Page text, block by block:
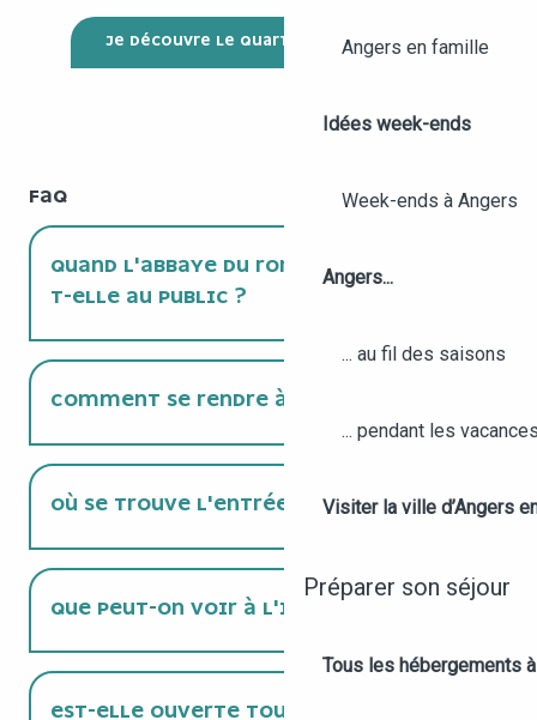
Angers en famille
Idées week-ends
Week-ends à Angers
Angers...
... au fil des saisons
... pendant les
Visiter la ville d’Angers
Préparer son séjour
Tous les hébergements
JE DÉCOUVRE LE QUARTIER DE LA DOUTRE
FAQ
QUAND L'ABBAYE DU RONCERAY OUVRE-
T-ELLE AU PUBLIC ?
COMMENT SE RENDRE À L'ABBAYE ?
OÙ SE TROUVE L'ENTRÉE ?
QUE PEUT-ON VOIR À L'INTÉRIEUR ?
EST-ELLE OUVERTE TOUS LES JOURS OU